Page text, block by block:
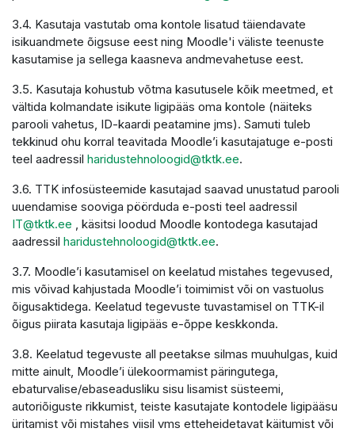
3.4. Kasutaja vastutab oma kontole lisatud täiendavate
isikuandmete õigsuse eest ning Moodle'i väliste teenuste
kasutamise ja sellega kaasneva andmevahetuse eest.
3.5. Kasutaja kohustub võtma kasutusele kõik meetmed, et
vältida kolmandate isikute ligipääs oma kontole (näiteks
parooli vahetus, ID-kaardi peatamine jms). Samuti tuleb
tekkinud ohu korral teavitada Moodle’i kasutajatuge e-posti
teel aadressil haridustehnoloogid@tktk.ee.
3.6. TTK infosüsteemide kasutajad saavad unustatud parooli
uuendamise sooviga pöörduda e-posti teel aadressil
IT@tktk.ee , käsitsi loodud Moodle kontodega kasutajad
aadressil haridustehnoloogid@tktk.ee.
3.7. Moodle’i kasutamisel on keelatud mistahes tegevused,
mis võivad kahjustada Moodle’i toimimist või on vastuolus
õigusaktidega. Keelatud tegevuste tuvastamisel on TTK-il
õigus piirata kasutaja ligipääs e-õppe keskkonda.
3.8. Keelatud tegevuste all peetakse silmas muuhulgas, kuid
mitte ainult, Moodle’i ülekoormamist päringutega,
ebaturvalise/ebaseadusliku sisu lisamist süsteemi,
autoriõiguste rikkumist, teiste kasutajate kontodele ligipääsu
üritamist või mistahes viisil vms etteheidetavat käitumist või